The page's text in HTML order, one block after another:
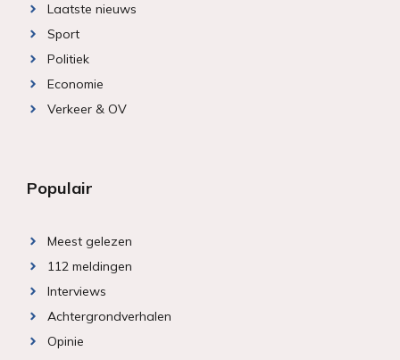
Laatste nieuws
Sport
Politiek
Economie
Verkeer & OV
Populair
Meest gelezen
112 meldingen
Interviews
Achtergrondverhalen
Opinie